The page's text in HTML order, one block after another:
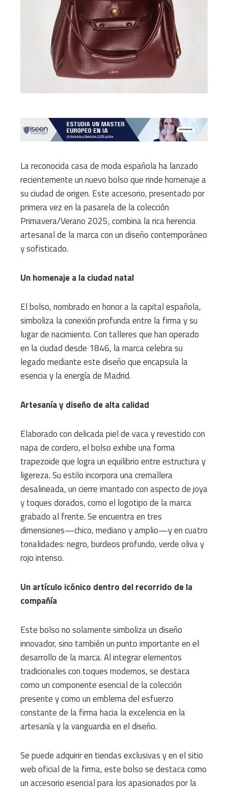
La reconocida casa de moda española ha lanzado
recientemente un nuevo bolso que rinde homenaje a
su ciudad de origen. Este accesorio, presentado por
primera vez en la pasarela de la colección
Primavera/Verano 2025, combina la rica herencia
artesanal de la marca con un diseño contemporáneo
y sofisticado.​
Un homenaje a la ciudad natal
El bolso, nombrado en honor a la capital española,
simboliza la conexión profunda entre la firma y su
lugar de nacimiento. Con talleres que han operado
en la ciudad desde 1846, la marca celebra su
legado mediante este diseño que encapsula la
esencia y la energía de Madrid.​
Artesanía y diseño de alta calidad
Elaborado con delicada piel de vaca y revestido con
napa de cordero, el bolso exhibe una forma
trapezoide que logra un equilibrio entre estructura y
ligereza. Su estilo incorpora una cremallera
desalineada, un cierre imantado con aspecto de joya
y toques dorados, como el logotipo de la marca
grabado al frente. Se encuentra en tres
dimensiones—chico, mediano y amplio—y en cuatro
tonalidades: negro, burdeos profundo, verde oliva y
rojo intenso.
Un artículo icónico dentro del recorrido de la
compañía
Este bolso no solamente simboliza un diseño
innovador, sino también un punto importante en el
desarrollo de la marca. Al integrar elementos
tradicionales con toques modernos, se destaca
como un componente esencial de la colección
presente y como un emblema del esfuerzo
constante de la firma hacia la excelencia en la
artesanía y la vanguardia en el diseño.
Se puede adquirir en tiendas exclusivas y en el sitio
web oficial de la firma, este bolso se destaca como
un accesorio esencial para los apasionados por la